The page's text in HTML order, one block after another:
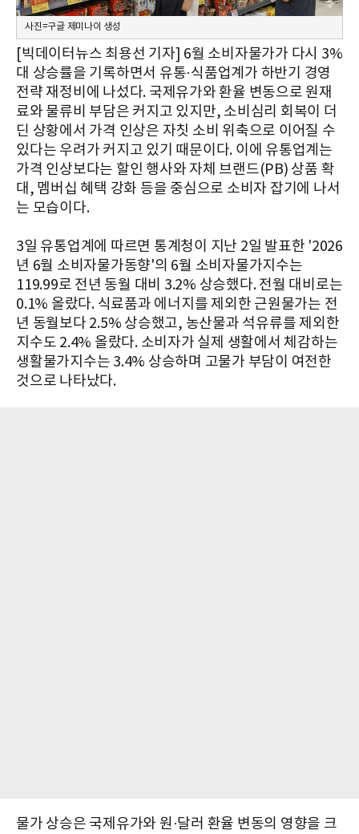
사진=구글 제미나이 생성
[빅데이터뉴스 최용선 기자] 6월 소비자물가가 다시 3%
대 상승률을 기록하면서 유통·식품업계가 하반기 경영
전략 재정비에 나섰다. 국제유가와 환율 변동으로 원재
료와 물류비 부담은 커지고 있지만, 소비심리 회복이 더
딘 상황에서 가격 인상은 자칫 소비 위축으로 이어질 수
있다는 우려가 커지고 있기 때문이다. 이에 유통업계는
가격 인상보다는 할인 행사와 자체 브랜드(PB) 상품 확
대, 멤버십 혜택 강화 등을 중심으로 소비자 잡기에 나서
는 모습이다.
3일 유통업계에 따르면 통계청이 지난 2일 발표한 '2026
년 6월 소비자물가동향'의 6월 소비자물가지수는
119.99로 전년 동월 대비 3.2% 상승했다. 전월 대비로는
0.1% 올랐다. 식료품과 에너지를 제외한 근원물가는 전
년 동월보다 2.5% 상승했고, 농산물과 석유류를 제외한
지수도 2.4% 올랐다. 소비자가 실제 생활에서 체감하는
생활물가지수는 3.4% 상승하며 고물가 부담이 여전한
것으로 나타났다.
물가 상승은 국제유가와 원·달러 환율 변동의 영향을 크